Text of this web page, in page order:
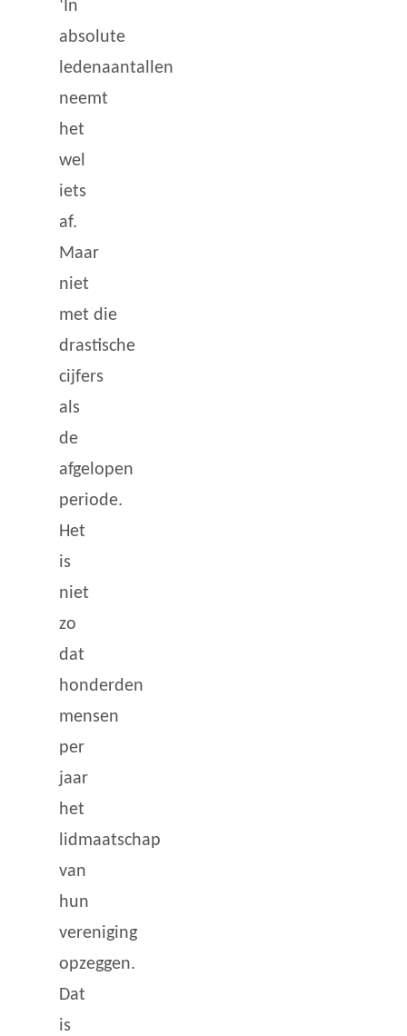
‘In
absolute
ledenaantallen
neemt
het
wel
iets
af.
Maar
niet
met die
drastische
cijfers
als
de
afgelopen
periode.
Het
is
niet
zo
dat
honderden
mensen
per
jaar
het
lidmaatschap
van
hun
vereniging
opzeggen.
Dat
is